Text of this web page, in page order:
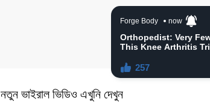
Bangla News
নতুন ভাইরাল ভিডিও এখুনি দেখুন